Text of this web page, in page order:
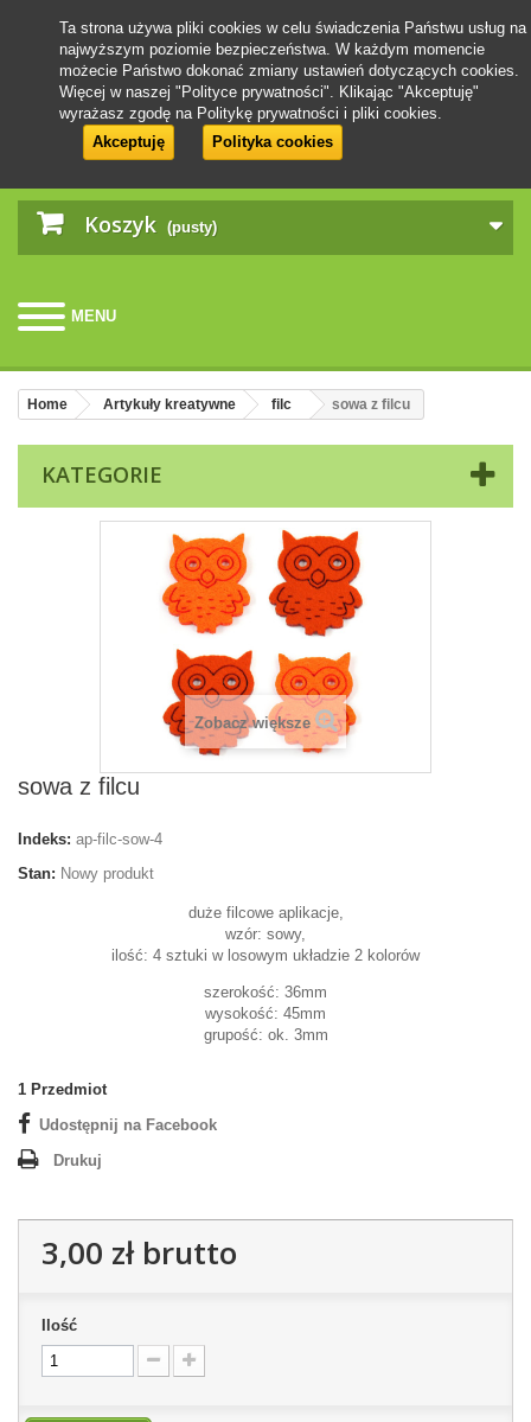
Koszyk (pusty)
MENU
Ta strona używa pliki cookies w celu świadczenia Państwu usług na
najwyższym poziomie bezpieczeństwa. W każdym momencie
możecie Państwo dokonać zmiany ustawień dotyczących cookies.
Więcej w naszej "Polityce prywatności". Klikając "Akceptuję"
wyrażasz zgodę na Politykę prywatności i pliki cookies.
Akceptuję
Polityka cookies
Home Artykuły kreatywne filc sowa z filcu
KATEGORIE
Zobacz większe
sowa z filcu
Indeks: ap-filc-sow-4
Stan: Nowy produkt
duże filcowe aplikacje,
wzór: sowy,
ilość: 4 sztuki w losowym układzie 2 kolorów
szerokość: 36mm
wysokość: 45mm
grupość: ok. 3mm
1 Przedmiot
Udostępnij na Facebook
Drukuj
3,00 złbrutto
Ilość